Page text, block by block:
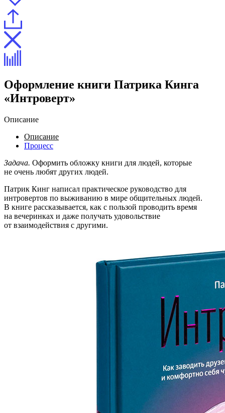
Оформление книги Патрика Кинга
«Интроверт»
Описание
Описание
Процесс
Задача. Оформить обложку книги для людей, которые
не очень любят других людей.
Патрик Кинг написал практическое руководство для
интровертов по выживанию в мире общительных людей.
В книге рассказывается, как с пользой проводить время
на вечеринках и даже получать удовольствие
от взаимодействия с другими.